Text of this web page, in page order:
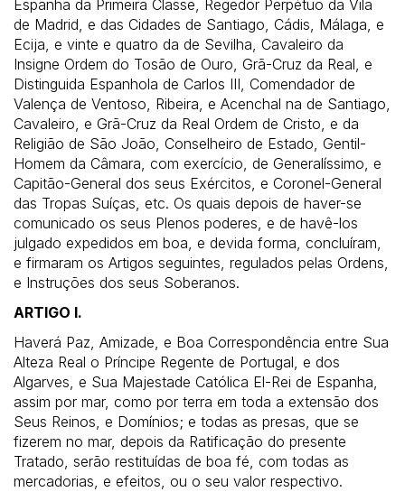
Espanha da Primeira Classe, Regedor Perpétuo da Vila
de Madrid, e das Cidades de Santiago, Cádis, Málaga, e
Ecija, e vinte e quatro da de Sevilha, Cavaleiro da
Insigne Ordem do Tosão de Ouro, Grã-Cruz da Real, e
Distinguida Espanhola de Carlos III, Comendador de
Valença de Ventoso, Ribeira, e Acenchal na de Santiago,
Cavaleiro, e Grã-Cruz da Real Ordem de Cristo, e da
Religião de São João, Conselheiro de Estado, Gentil-
Homem da Câmara, com exercício, de Generalíssimo, e
Capitão-General dos seus Exércitos, e Coronel-General
das Tropas Suíças, etc. Os quais depois de haver-se
comunicado os seus Plenos poderes, e de havê-los
julgado expedidos em boa, e devida forma, concluíram,
e firmaram os Artigos seguintes, regulados pelas Ordens,
e Instruções dos seus Soberanos.
ARTIGO I.
Haverá Paz, Amizade, e Boa Correspondência entre Sua
Alteza Real o Príncipe Regente de Portugal, e dos
Algarves, e Sua Majestade Católica El-Rei de Espanha,
assim por mar, como por terra em toda a extensão dos
Seus Reinos, e Domínios; e todas as presas, que se
fizerem no mar, depois da Ratificação do presente
Tratado, serão restituídas de boa fé, com todas as
mercadorias, e efeitos, ou o seu valor respectivo.